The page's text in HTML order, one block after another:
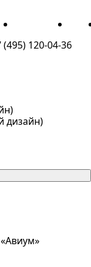
ПОРТФОЛИО О
(495) 120-04-36
дизайн)